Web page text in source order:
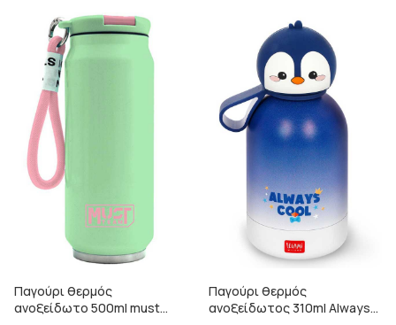
Παγούρι θερμός
ανοξείδωτο 500ml must
Παγούρι θερμός
ανοξείδωτος 310ml Always